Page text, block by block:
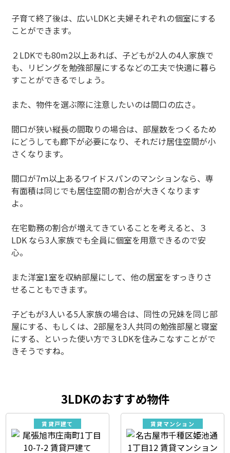
子育て終了後は、広いLDKと夫婦それぞれの個室にする
ことができます。
２LDKでも80m2以上あれば、子どもが2人の4人家族で
も、リビングを勉強部屋にするなどの工夫で快適に暮ら
すことができるでしょう。
また、物件を選ぶ際に注意したいのは間口の広さ。
間口が狭い縦長の間取りの場合は、部屋数をつくるため
にどうしても廊下が必要になり、それだけ居住空間が小
さくなります。
間口が7ｍ以上あるワイドスパンのマンションなら、専
有面積は同じでも居住空間の割合が大きくなります
よ。
在宅勤務の割合が増えてきていることを考えると、３
LDK なら3人家族でも全員に個室を用意できるので安
心。
また洋室1室を収納部屋にして、他の居室をすっきりさ
せることもできます。
子どもが3人いる5人家族の場合は、同性の兄妹を同じ部
屋にする、もしくは、2部屋を3人共同の勉強部屋と寝室
にする、といった使い方で３LDKを住みこなすことがで
きそうですね。
3LDKのおすすめ物件
賃貸戸建て 賃貸マンション